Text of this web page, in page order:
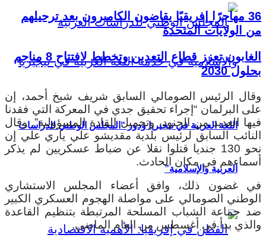
اللغة العربية في نيجيريا ودور “المجلس الوطني للدراسات
العربية والإسلامية”
36 مهاجرًا إفريقيًا يقاضون الكاميرون بعد ترحيلهم
من الولايات المتحدة
الغابون تعزز قطاع التعدين وتخطط لافتتاح 8 مناجم
بحلول 2030
وقال الرئيس الصومالي السابق شريف شيخ أحمد، إن
على البرلمان “إجراء تحقيق جدي في المعركة التي فقدنا
فيها العديد من الجنود، وتحميل القادة المسؤولية”. وقال
النائب السابق لرئيس بلدية مقديشو علي ياري علي إن
نحو 130 جنديا قتلوا نقلا عن ضباط عسكريين لم يذكر
أسماءهم في مكان الحادث.
في غضون ذلك، وافق أعضاء المجلس الاستشاري
الوطني الصومالي على مواصلة الهجوم العسكري الكبير
ضد جماعة الشباب المسلحة المرتبطة بتنظيم القاعدة
والذي بدأ في أغسطس من العام الماضي.